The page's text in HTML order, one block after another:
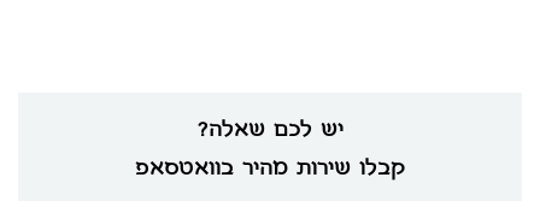
יש לכם שאלה?
קבלו שירות מהיר בוואטסאפ